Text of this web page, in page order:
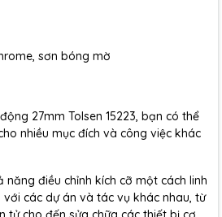
sơn bóng mờ
27mm Tolsen 15223, bạn có thể
nhiều mục đích và công việc khác
năng điều chỉnh kích cỡ một cách linh
các dự án và tác vụ khác nhau, từ